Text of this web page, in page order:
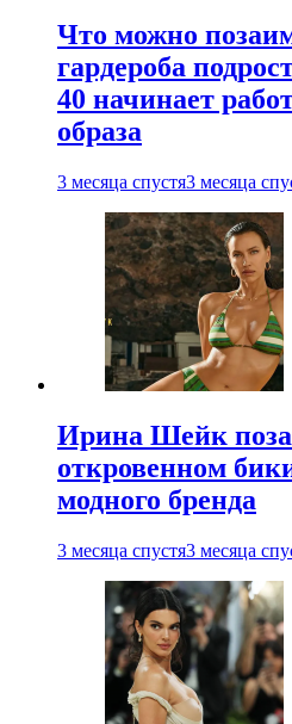
Что можно
гардероба
40 начинает
образа
3 месяца спустя3 месяца
Ирина Шейк
откровенном
модного бренда
3 месяца спустя3 месяца